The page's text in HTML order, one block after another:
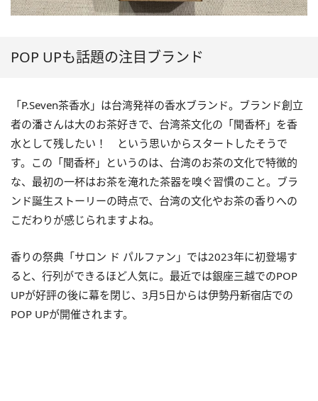
POP UPも話題の注目ブランド
「P.Seven茶香水」は台湾発祥の香水ブランド。ブランド創立
者の潘さんは大のお茶好きで、台湾茶文化の「聞香杯」を香
水として残したい！ という思いからスタートしたそうで
す。この「聞香杯」というのは、台湾のお茶の文化で特徴的
な、最初の一杯はお茶を淹れた茶器を嗅ぐ習慣のこと。ブラ
ンド誕生ストーリーの時点で、台湾の文化やお茶の香りへの
こだわりが感じられますよね。
香りの祭典「サロン ド パルファン」では2023年に初登場す
ると、行列ができるほど人気に。最近では銀座三越でのPOP
UPが好評の後に幕を閉じ、3月5日からは伊勢丹新宿店での
POP UPが開催されます。